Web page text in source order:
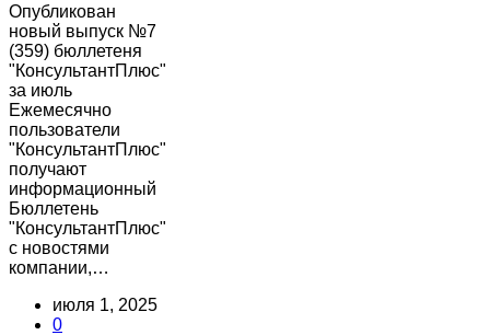
Опубликован
новый выпуск №7
(359) бюллетеня
"КонсультантПлюс"
за июль
Ежемесячно
пользователи
"КонсультантПлюс"
получают
информационный
Бюллетень
"КонсультантПлюс"
с новостями
компании,…
июля 1, 2025
0